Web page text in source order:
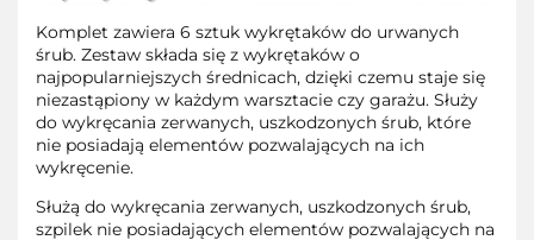
Komplet zawiera 6 sztuk wykrętaków do urwanych
śrub. Zestaw składa się z wykrętaków o
najpopularniejszych średnicach, dzięki czemu staje się
niezastąpiony w każdym warsztacie czy garażu. Służy
do wykręcania zerwanych, uszkodzonych śrub, które
nie posiadają elementów pozwalających na ich
wykręcenie.
Służą do wykręcania zerwanych, uszkodzonych śrub,
szpilek nie posiadających elementów pozwalających na